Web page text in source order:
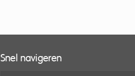
Snel navigeren